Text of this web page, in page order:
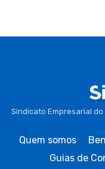
Sindicato Empresarial
Quem somos
Guias de